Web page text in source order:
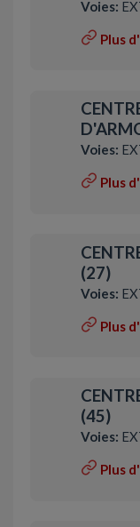
Voies:
Plus
Voies:
Plus
(27)
Voies:
Plus
(45)
Voies:
Plus